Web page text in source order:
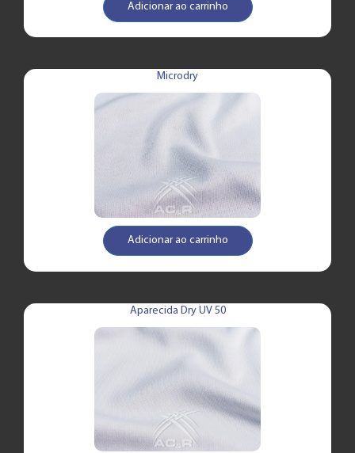
Adicionar ao carrinho
Microdry
Adicionar ao carrinho
Aparecida Dry UV 50